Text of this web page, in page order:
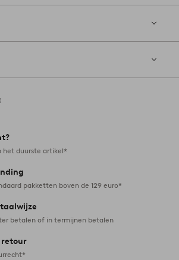
het duurste artikel*
pakketten boven de 129 euro*
betalen of in termijnen betalen
retour